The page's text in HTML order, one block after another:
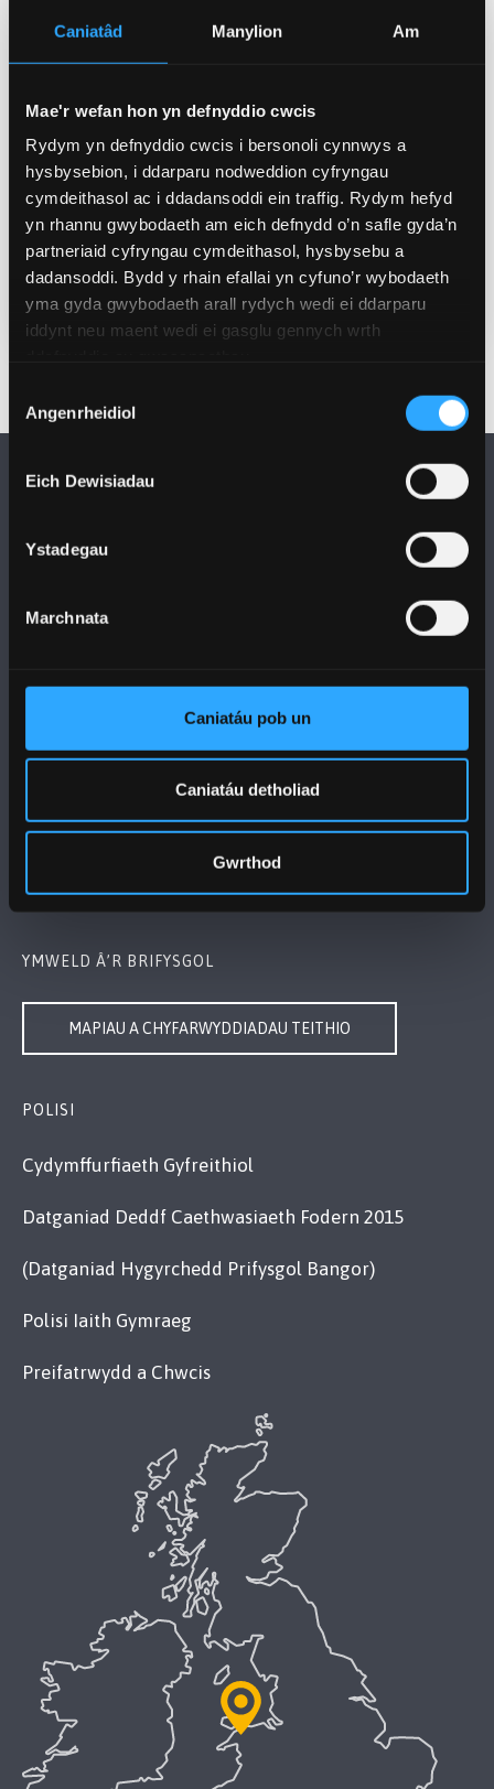
Caniatâd Manylion Am
Mae'r wefan hon yn defnyddio cwcis
Rydym yn defnyddio cwcis i bersonoli cynnwys a
hysbysebion, i ddarparu nodweddion cyfryngau
cymdeithasol ac i ddadansoddi ein traffig. Rydym hefyd
yn rhannu gwybodaeth am eich defnydd o’n safle gyda’n
partneriaid cyfryngau cymdeithasol, hysbysebu a
dadansoddi. Bydd y rhain efallai yn cyfuno’r wybodaeth
yma gyda gwybodaeth arall rydych wedi ei ddarparu
iddynt neu maent wedi ei gasglu gennych wrth
Caniatâd
Angenrheidiol
Eich Dewisiadau
Ystadegau
Marchnata
Caniatáu pob un
Caniatáu detholiad
Gwrthod
Chwef 13, 2026 10:00-
outreach@bangor.ac.uk
Lleoliad
Ysgol Fusnes Albert Gubay, Prifysgol
Bangor
COFRESTRU YMA
PRIFYSGOL BANGOR
Bangor, Gwynedd, LL57 2DG, UK
Cysylltwch â Ni
YMWELD Â’R BRIFYSGOL
MAPIAU A CHYFARWYDDIADAU TEITHIO
POLISI
Cydymffurfiaeth Gyfreithiol
Datganiad Deddf Caethwasiaeth Fodern 2015
(Datganiad Hygyrchedd Prifysgol Bangor)
Polisi Iaith Gymraeg
Preifatrwydd a Chwcis